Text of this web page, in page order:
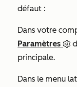
défaut :
Dans votre
Paramètres
principale.
Dans le menu